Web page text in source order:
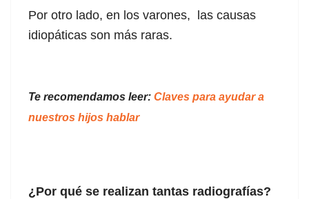
Por otro lado, en los varones, las causas
idiopáticas son más raras.
Te recomendamos leer: Claves para ayudar a
nuestros hijos hablar
¿Por qué se realizan tantas radiografías?